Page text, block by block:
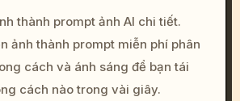
c, cyberpunk sunset, neon
colors, 8k --v 6.0
thành prompt ảnh AI chi tiết.
ảnh thành prompt miễn phí phân
cách và ánh sáng để bạn tái
cách nào trong vài giây.